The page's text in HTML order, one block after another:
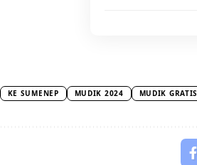
KE SUMENEP MUDIK 2024 MUDIK GRATIS